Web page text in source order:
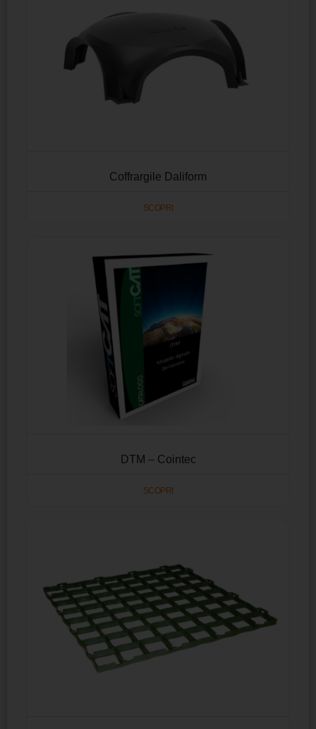
Coffrargile Daliform
SCOPRI
DTM – Cointec
SCOPRI